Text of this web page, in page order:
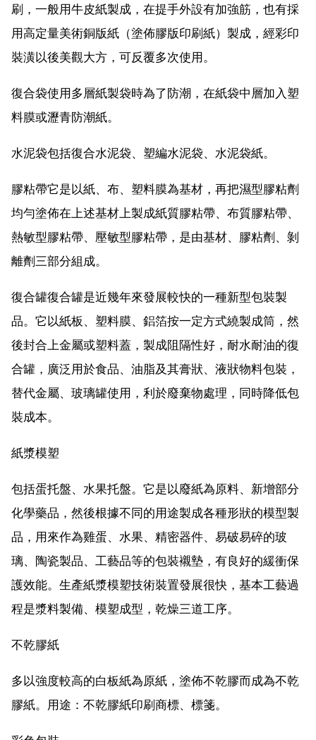
刷，一般用牛皮紙製成，在提手外設有加強筋，也有採
用高定量美術銅版紙（塗佈膠版印刷紙）製成，經彩印
裝潢以後美觀大方，可反覆多次使用。
復合袋使用多層紙製袋時為了防潮，在紙袋中層加入塑
料膜或瀝青防潮紙。
水泥袋包括復合水泥袋、塑編水泥袋、水泥袋紙。
膠粘帶它是以紙、布、塑料膜為基材，再把濕型膠粘劑
均勻塗佈在上述基材上製成紙質膠粘帶、布質膠粘帶、
熱敏型膠粘帶、壓敏型膠粘帶，是由基材、膠粘劑、剝
離劑三部分組成。
復合罐復合罐是近幾年來發展較快的一種新型包裝製
品。它以紙板、塑料膜、鋁箔按一定方式繞製成筒，然
後封合上金屬或塑料蓋，製成阻隔性好，耐水耐油的復
合罐，廣泛用於食品、油脂及其膏狀、液狀物料包裝，
替代金屬、玻璃罐使用，利於廢棄物處理，同時降低包
裝成本。
紙漿模塑
包括蛋托盤、水果托盤。它是以廢紙為原料、新增部分
化學藥品，然後根據不同的用途製成各種形狀的模型製
品，用來作為雞蛋、水果、精密器件、易破易碎的玻
璃、陶瓷製品、工藝品等的包裝襯墊，有良好的緩衝保
護效能。生產紙漿模塑技術裝置發展很快，基本工藝過
程是漿料製備、模塑成型，乾燥三道工序。
不乾膠紙
多以強度較高的白板紙為原紙，塗佈不乾膠而成為不乾
膠紙。用途：不乾膠紙印刷商標、標箋。